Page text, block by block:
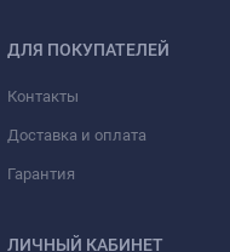
ДЛЯ ПОКУПАТЕЛЕЙ
Контакты
Доставка и оплата
Гарантия
ЛИЧНЫЙ КАБИНЕТ